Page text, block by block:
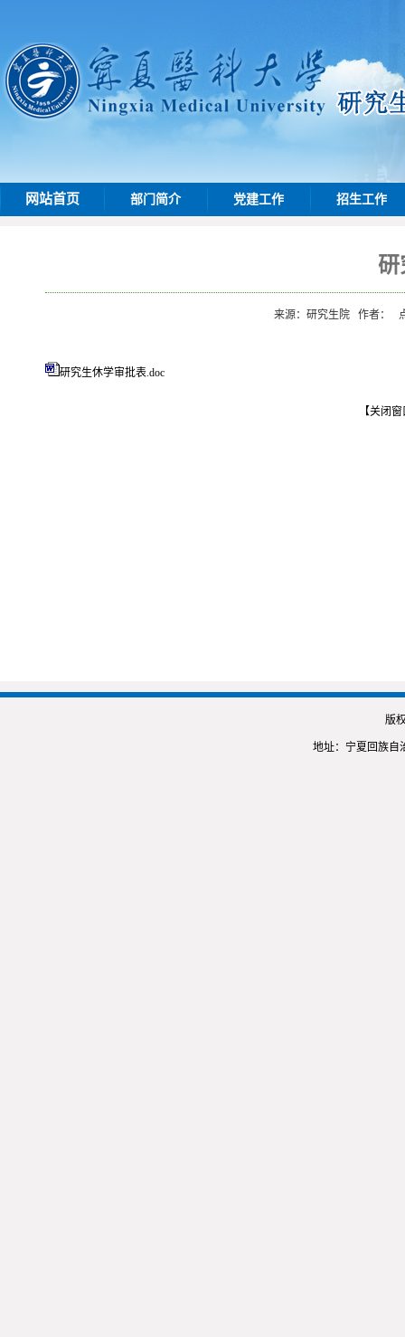
网站首页 部门简介 党建工作 招生工作
研
来源：研究生院 作者：
研究生休学审批表.doc
【关闭
版
地址：宁夏回族自